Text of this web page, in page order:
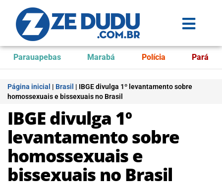
Parauapebas Marabá Polícia Pará
Página inicial | Brasil | IBGE divulga 1º levantamento sobre
homossexuais e bissexuais no Brasil
IBGE divulga 1º
levantamento sobre
homossexuais e
bissexuais no Brasil